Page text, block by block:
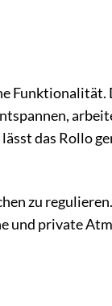
Funktionalität.
das Rollo
zu
und private